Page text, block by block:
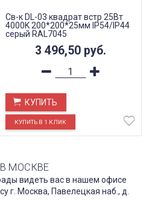
Св-к DL-03 квадрат встр 25Вт
4000K 200*200*25мм IP54/IP44
серый RAL7045
3 496,50 руб.
КУПИТЬ
МОСКВЕ
видеть вас в нашем офисе
г. Москва, Павелецкая наб., д.